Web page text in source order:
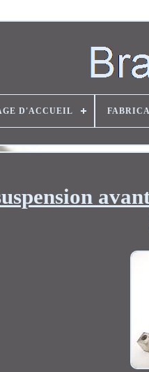
D'ACCUEIL